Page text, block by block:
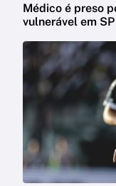
Médico é preso
vulnerável em SP